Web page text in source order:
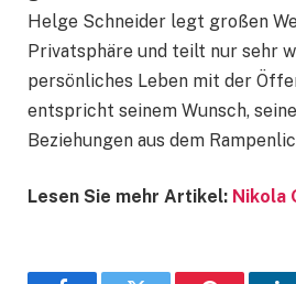
Helge Schneider legt großen
Privatsphäre und teilt nur sehr
persönliches Leben mit der
entspricht seinem Wunsch,
Beziehungen aus dem
Lesen Sie mehr Artikel: Nikola